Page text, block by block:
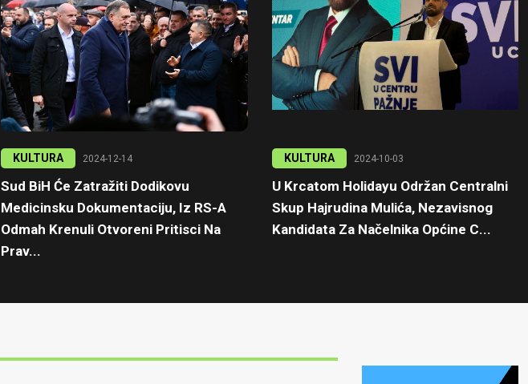
KULTURA 2024-12-14
Sud BiH Će Zatražiti Dodikovu
Medicinsku Dokumentaciju, Iz RS-A
Odmah Krenuli Otvoreni Pritisci Na
Prav...
KULTURA 2024-10-03
U Krcatom Holidayu Održan Centralni
Skup Hajrudina Mulića, Nezavisnog
Kandidata Za Načelnika Općine C...